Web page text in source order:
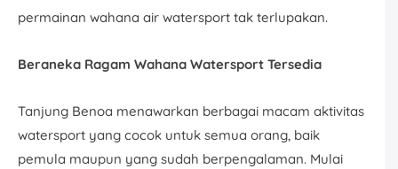
permainan wahana air watersport tak terlupakan.
Beraneka Ragam Wahana Watersport Tersedia
Tanjung Benoa menawarkan berbagai macam aktivitas
watersport yang cocok untuk semua orang, baik
pemula maupun yang sudah berpengalaman. Mulai